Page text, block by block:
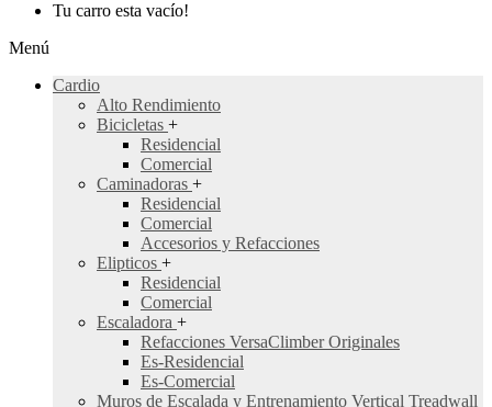
Tu carro esta vacío!
Menú
Cardio
Alto Rendimiento
Bicicletas +
Residencial
Comercial
Caminadoras +
Residencial
Comercial
Accesorios y Refacciones
Elipticos +
Residencial
Comercial
Escaladora +
Refacciones VersaClimber Originales
Es-Residencial
Es-Comercial
Muros de Escalada y Entrenamiento Vertical Treadwall